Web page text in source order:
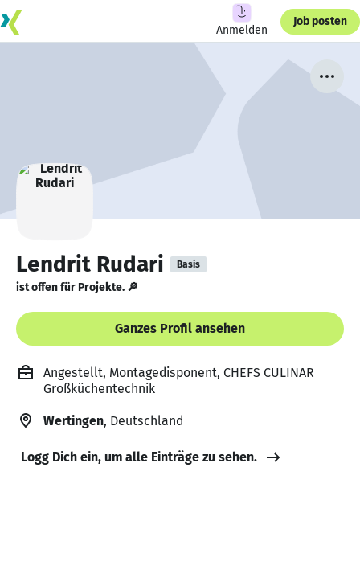
Anmelden
Job posten
Lendrit Rudari Basis
ist offen für Projekte. 🔎
Ganzes Profil ansehen
Angestellt, Montagedisponent, CHEFS CULINAR
Großküchentechnik
Wertingen, Deutschland
Logg Dich ein, um alle Einträge zu sehen.